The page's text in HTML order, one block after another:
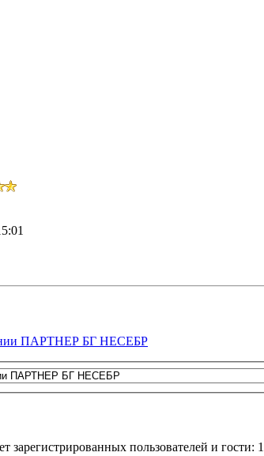
ПАРТНЕР БГ НЕСЕБР
зарегистрированных пользователей и гости: 1